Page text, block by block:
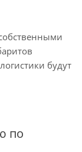
будут
по